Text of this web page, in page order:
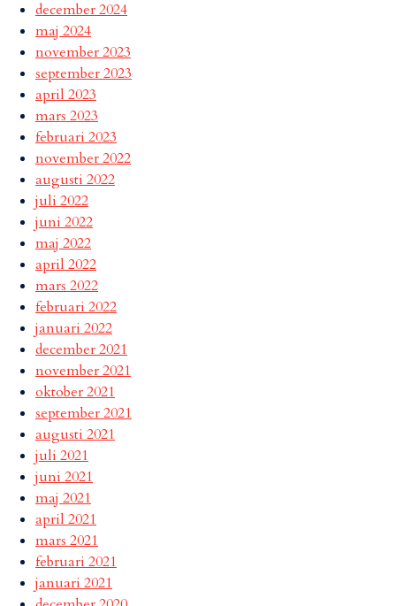
december 2024
maj 2024
november 2023
september 2023
april 2023
mars 2023
februari 2023
november 2022
augusti 2022
juli 2022
juni 2022
maj 2022
april 2022
mars 2022
februari 2022
januari 2022
december 2021
november 2021
oktober 2021
september 2021
augusti 2021
juli 2021
juni 2021
maj 2021
april 2021
mars 2021
februari 2021
januari 2021